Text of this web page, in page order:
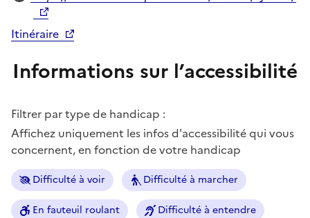
Itinéraire
Informations sur l’accessibilité
Filtrer par type de handicap :
Affichez uniquement les infos d'accessibilité qui vous
concernent, en fonction de votre handicap
Difficulté à voir Difficulté à marcher
En fauteuil roulant Difficulté à entendre